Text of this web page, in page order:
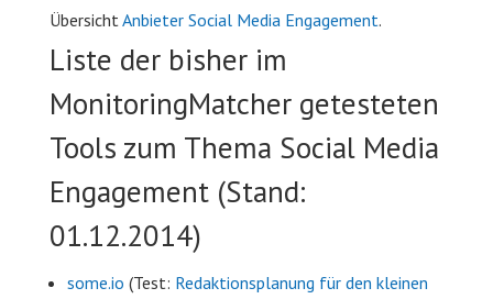
ÜbersichtAnbieter Social Media Engagement.
Liste der bisher im
MonitoringMatcher getesteten
Tools zum Thema Social Media
Engagement (Stand:
01.12.2014)
some.io (Test: Redaktionsplanung für den kleinen